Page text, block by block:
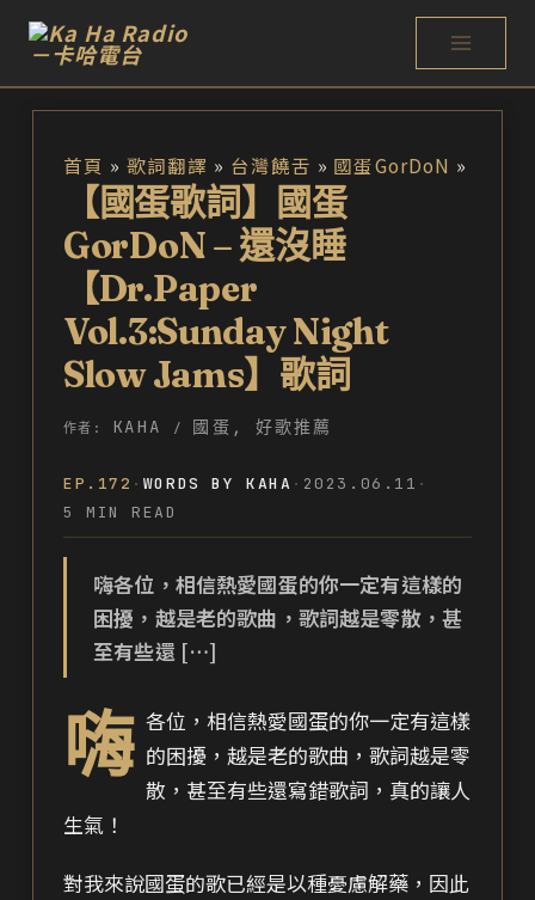
主
首頁 歌詞翻譯 台灣饒舌 國蛋GorDoN
【國蛋歌詞】國蛋
GorDoN – 還沒睡
【Dr.Paper
Vol.3:Sunday Night
Slow Jams】歌詞
作者: KAHA / 國蛋 , 好歌推薦
EP.172 · WORDS BY KAHA · 2023.06.11 ·
5 MIN READ
嗨各位，相信熱愛國蛋的你一定有這樣的
困擾，越是老的歌曲，歌詞越是零散，甚
至有些還 […]
嗨 各位，相信熱愛國蛋的你一定有這樣
的困擾，越是老的歌曲，歌詞越是零
散，甚至有些還寫錯歌詞，真的讓人
生氣！
對我來說國蛋的歌已經是以種憂慮解藥，因此